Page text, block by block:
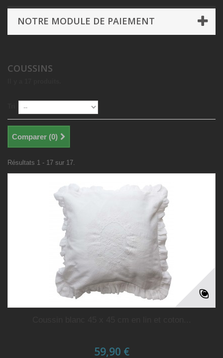
NOTRE MODULE DE PAIEMENT
COUSSINS
Comparer (0)
Résultats 1 - 17 sur 17.
59,90 €